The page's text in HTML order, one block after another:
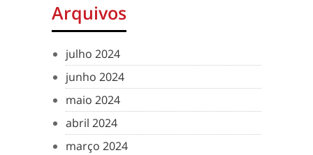
Arquivos
julho 2024
junho 2024
maio 2024
abril 2024
março 2024